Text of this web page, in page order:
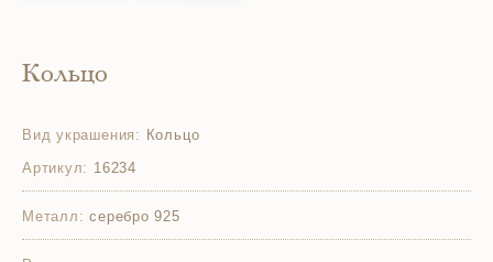
Кольцо
Вид украшения: Кольцо
Артикул: 16234
Металл: серебро 925